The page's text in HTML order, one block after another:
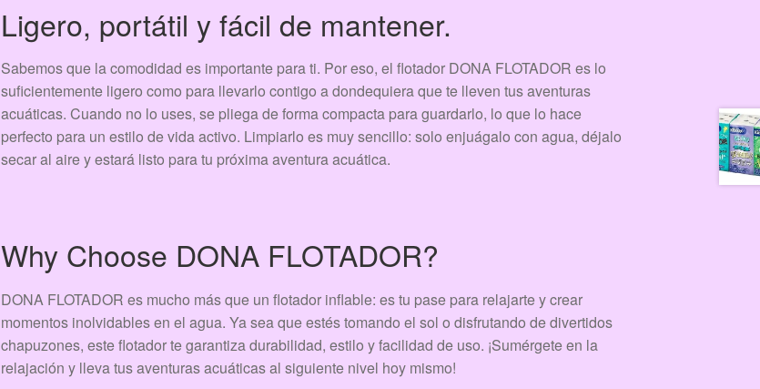
Ligero, portátil y fácil de mantener.
Sabemos que la comodidad es importante para ti. Por eso, el flotador DONA FLOTADOR es lo
suficientemente ligero como para llevarlo contigo a dondequiera que te lleven tus aventuras
acuáticas. Cuando no lo uses, se pliega de forma compacta para guardarlo, lo que lo hace
perfecto para un estilo de vida activo. Limpiarlo es muy sencillo: solo enjuágalo con agua, déjalo
secar al aire y estará listo para tu próxima aventura acuática.
Why Choose DONA FLOTADOR?
DONA FLOTADOR es mucho más que un flotador inflable: es tu pase para relajarte y crear
momentos inolvidables en el agua. Ya sea que estés tomando el sol o disfrutando de divertidos
chapuzones, este flotador te garantiza durabilidad, estilo y facilidad de uso. ¡Sumérgete en la
relajación y lleva tus aventuras acuáticas al siguiente nivel hoy mismo!